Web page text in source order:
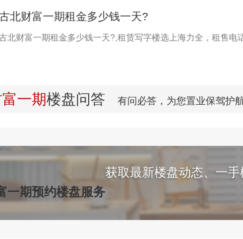
北财富一期租金多少钱一天?
北财富一期租金多少钱一天?,租赁写字楼选上海力全，租售电
一期楼盘问答 有问必答，为您置业保驾护航
一期预约楼盘服务
获取最新楼盘动态、一手